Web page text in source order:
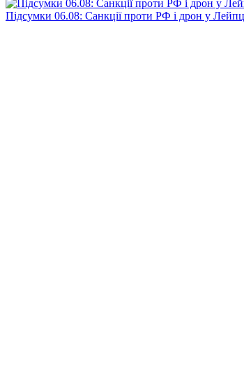
Підсумки 06.08: Санкції проти РФ і дрон у